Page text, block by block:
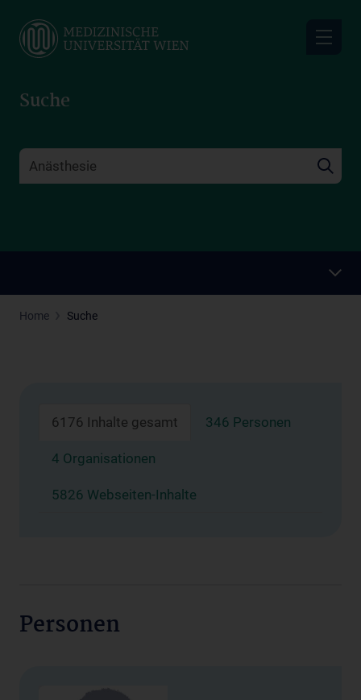
main
Suche
Home Suche
6176 Inhalte gesamt 346 Personen
4 Organisationen
5826 Webseiten-Inhalte
Personen